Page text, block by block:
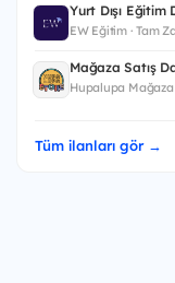
Yurt Dışı Eğitim
EW Eğitim · Tam
Mağaza Satış
Hupalupa Mağaza
Tüm ilanları gör →